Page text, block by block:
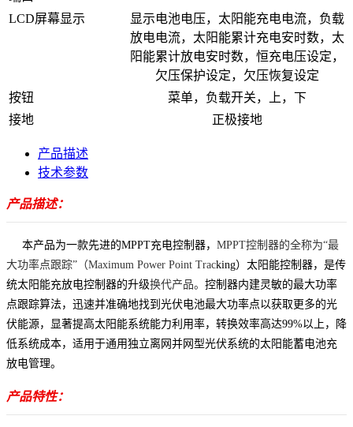
LCD屏幕显示
显示电池电压，太阳能充电电流，负载
放电电流，太阳能累计充电安时数，太
阳能累计放电安时数，恒充电压设定，
欠压保护设定，欠压恢复设定
按钮
菜单，负载开关，上，下
接地
正极接地
产品描述
技术参数
产品描述：
本产品为一款先进的MPPT充电控制器， MPPT控制器的全称为“最
大功率点跟踪”（Maximum Power Point Tracking） 太阳能控制器，是传
统太阳能充放电控制器的升级换代产品。 控制器内建灵敏的最大功率
点跟踪算法，迅速并准确地找到光伏电池最大功率点以获取更多的光
伏能源，显著提高太阳能系统能力利用率，转换效率高达99%以上，降
低系统成本，适用于通用独立离网并网型光伏系统的太阳能蓄电池充
放电管理。
产品特性：